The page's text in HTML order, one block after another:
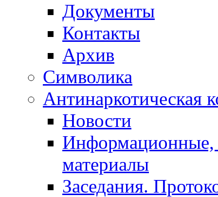
Документы
Контакты
Архив
Символика
Антинаркотическая
Новости
Информационные,
материалы
Заседания.